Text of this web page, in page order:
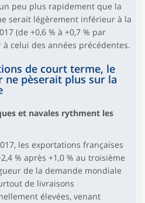
peu plus rapidement que la
serait légèrement inférieur à la
(de +0,6 % à +0,7 % par
celui des années précédentes.
de court terme, le
ne pèserait plus sur la
et navales rythment les
les exportations françaises
% après +1,0 % au troisième
de la demande mondiale
de livraisons
élevées, venant